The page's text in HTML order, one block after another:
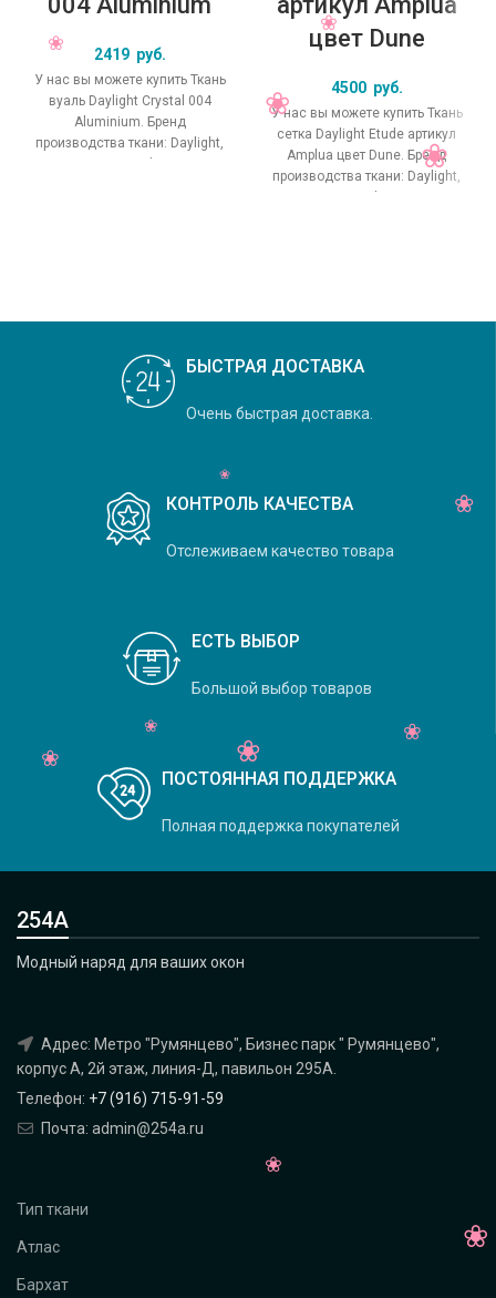
2419 руб.
У нас вы можете купить Ткань
вуаль Daylight Crystal 004
Aluminium. Бренд
производства ткани: Daylight,
коллекция Crystal, основной
цвет Dune
4500 руб.
У нас вы можете купить Ткань
сетка Daylight Etude артикул
Amplua цвет Dune. Бренд
производства ткани: Daylight,
коллекция Etude, основной
БЫСТРАЯ ДОСТАВКА
Очень быстрая доставка.
КОНТРОЛЬ КАЧЕСТВА
Отслеживаем качество товара
ЕСТЬ ВЫБОР
Большой выбор товаров
ПОСТОЯННАЯ ПОДДЕРЖКА
Полная поддержка покупателей
254А
Модный наряд для ваших окон
Адрес: Метро "Румянцево", Бизнес парк " Румянцево",
корпус А, 2й этаж, линия-Д, павильон 295A.
Телефон: +7 (916) 715-91-59
Почта: admin@254a.ru
Тип ткани
Атлас
Бархат